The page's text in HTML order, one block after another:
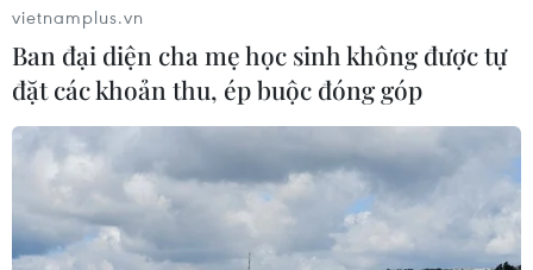
Phép thử sức chống chịu của kinh tế
ASEAN
07/08/2026 12:35
Thuế polysilicon: Doanh nghiệp Hàn
vietnamplus.vn
Ban đại diện cha mẹ học sinh không được tự
đặt các khoản thu, ép buộc đóng góp